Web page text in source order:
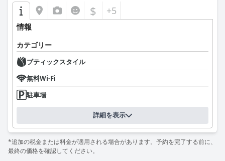
$ +5
情報
カテゴリー
ブティックスタイル
無料Wi-Fi
駐車場
詳細を表示
*追加の税金または料金が適用される場合があります。予約を完了する前に、
最終の価格を確認してください。